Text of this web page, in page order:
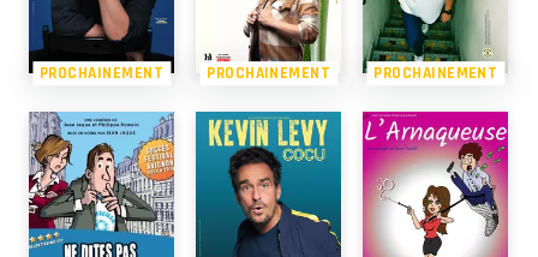
PROCHAINEMENT PROCHAINEMENT PROCHAINEMENT